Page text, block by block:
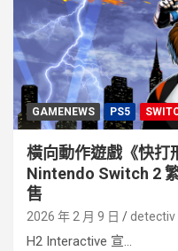
GAMENEWS PS5
橫向動作遊戲《快打
Nintendo Switch 2
售
2026 年 2 月 9 日 detectiv
H2 Interactive 宣...